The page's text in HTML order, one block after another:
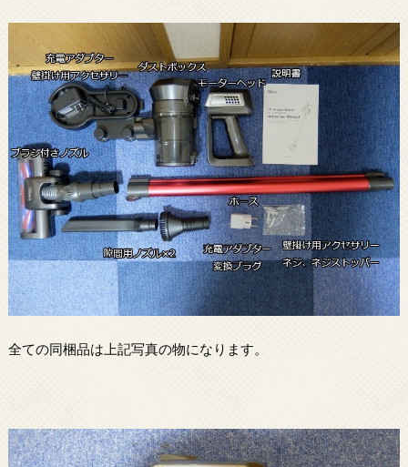
全ての同梱品は上記写真の物になります。